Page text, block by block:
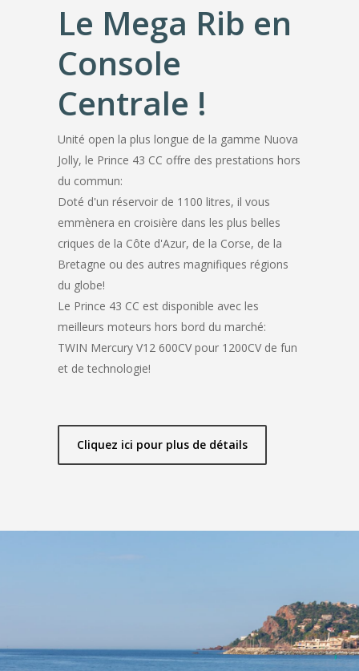
Le Mega Rib en
Console
Centrale !
Unité open la plus longue de la gamme Nuova
Jolly, le Prince 43 CC offre des prestations hors
du commun:
Doté d'un réservoir de 1100 litres, il vous
emmènera en croisière dans les plus belles
criques de la Côte d'Azur, de la Corse, de la
Bretagne ou des autres magnifiques régions
du globe!
Le Prince 43 CC est disponible avec les
meilleurs moteurs hors bord du marché:
TWIN Mercury V12 600CV pour 1200CV de fun
et de technologie!
Cliquez ici pour plus de détails